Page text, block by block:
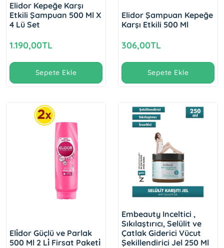
Elidor Kepeğe Karşı
Etkili Şampuan 500 Ml X
4 Lü Set
1.190,00TL
Sepete Ekle
Elidor Şampuan Kepeğe
Karşı Etkili 500 Ml
306,00TL
Sepete Ekle
Eli̇dor Güçlü ve Parlak
500 Ml 2 Li̇ Firsat Paketi̇
Embeauty Inceltici ,
Sıkılaştırıcı, Selülit ve
Çatlak Giderici Vücut
Şekillendirici Jel 250 Ml